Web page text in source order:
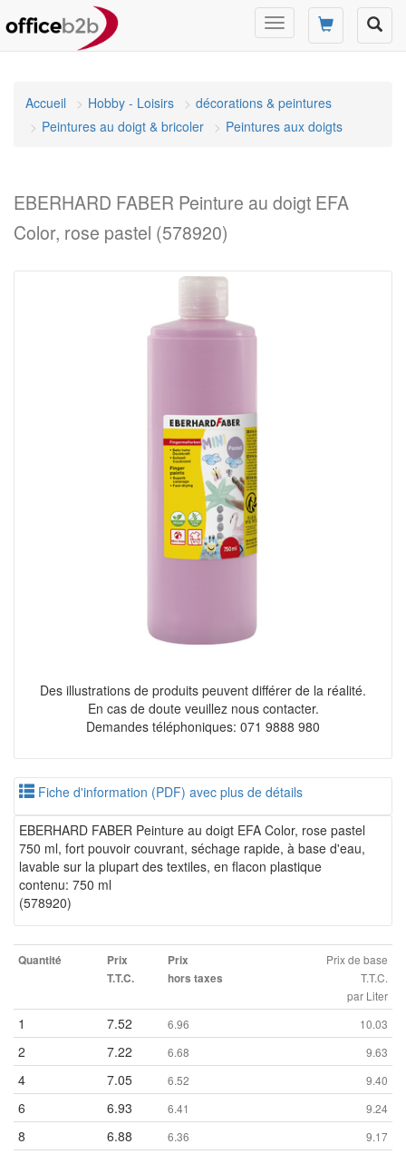
Changer
mode
Accueil
Hobby - Loisirs
décorations & peintures
Peintures au doigt & bricoler
Peintures aux doigts
EBERHARD FABER Peinture au doigt EFA
Color, rose pastel (578920)
Des illustrations de produits peuvent différer de la réalité.
En cas de doute veuillez nous contacter.
Demandes téléphoniques: 071 9888 980
Fiche d'information (PDF) avec plus de détails
EBERHARD FABER Peinture au doigt EFA Color, rose pastel
750 ml, fort pouvoir couvrant, séchage rapide, à base d'eau,
lavable sur la plupart des textiles, en flacon plastique
contenu: 750 ml
(578920)
Quantité
Prix
T.T.C.
Prix
hors taxes
Prix de base
T.T.C.
par Liter
1 7.52 6.96 10.03
2 7.22 6.68 9.63
4 7.05 6.52 9.40
6 6.93 6.41 9.24
8 6.88 6.36 9.17